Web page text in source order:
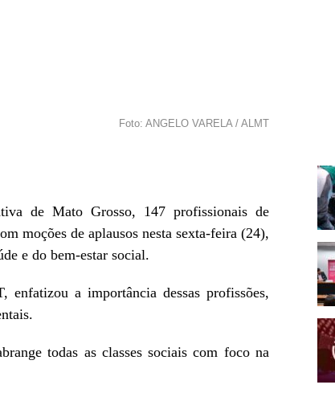
Foto: ANGELO VARELA / ALMT
de Mato Grosso, 147 profissionais de
moções de aplausos nesta sexta-feira (24),
e do bem-estar social.
a importância dessas profissões,
todas as classes sociais com foco na